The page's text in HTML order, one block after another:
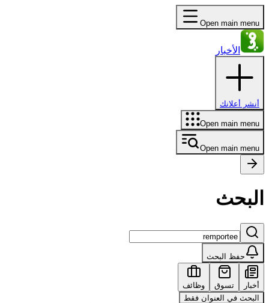
Open main menu
الأخبار
أنشر أعلانك
Open main menu
Open main menu
البحث
حفظ البحث
أخبار تسوق
وظائف
البحث في العنوان فقط